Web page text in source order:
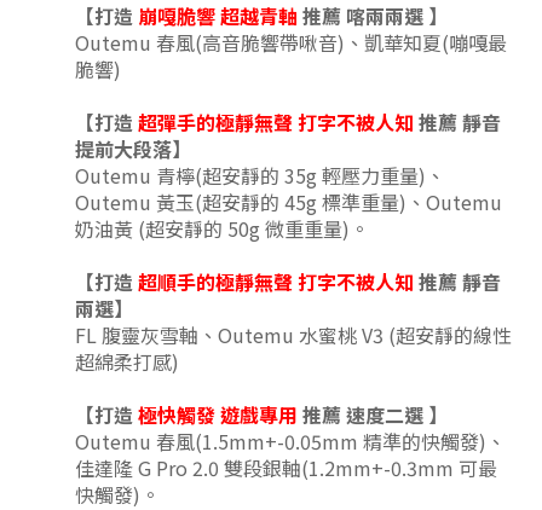
【打造 崩嘎脆響 超越青軸 推薦 喀兩兩選 】
Outemu 春風(高音脆響帶啾音)、凱華知夏(嘣嘎最
脆響)
【打造超彈手的極靜無聲打字不被人知 推薦 靜音
提前大段落】
Outemu 青檸(超安靜的 35g 輕壓力重量)、
Outemu 黃玉(超安靜的 45g 標準重量)、 Outemu
奶油黃 (超安靜的 50g 微重重量) 。
【打造超順手的極靜無聲打字不被人知 推薦 靜音
兩選】
FL 腹靈灰雪軸、 Outemu 水蜜桃 V3 (超安靜的線性
超綿柔打感)
【打造極快觸發 遊戲專用 推薦 速度二選 】
Outemu 春風(1.5mm+-0.05mm 精準的快觸發)、
佳達隆 G Pro 2.0 雙段銀軸(1.2mm+-0.3mm 可最
快觸發)。